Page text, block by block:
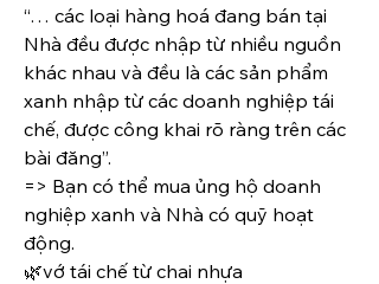
“… các loại hàng hoá đang bán tại
Nhà đều được nhập từ nhiều nguồn
khác nhau và đều là các sản phẩm
xanh nhập từ các doanh nghiệp tái
chế, được công khai rõ ràng trên các
bài đăng”.
=> Bạn có thể mua ủng hộ doanh
nghiệp xanh và Nhà có quỹ hoạt
động.
🌿vớ tái chế từ chai nhựa